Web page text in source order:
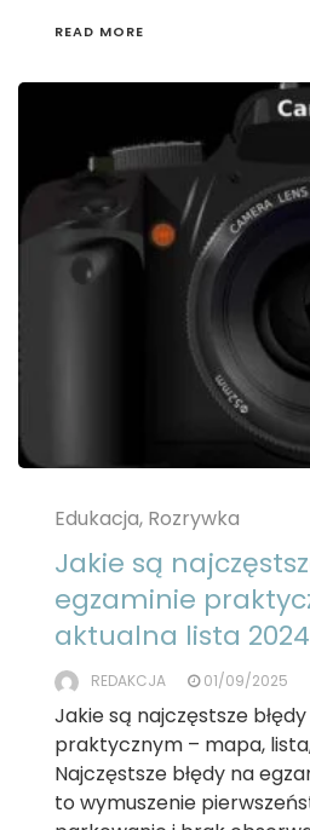
READ MORE
Edukacja, Rozrywka
Jakie są
egzaminie
aktualna lista 2024
REDAKCJA 01/09/2025
Jakie są najczęstsze
praktycznym – mapa,
Najczęstsze błędy na
to wymuszenie